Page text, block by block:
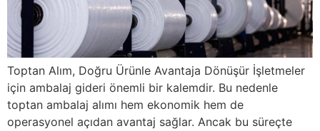
Toptan Alım, Doğru Ürünle Avantaja Dönüşür İşletmeler
için ambalaj gideri önemli bir kalemdir. Bu nedenle
toptan ambalaj alımı hem ekonomik hem de
operasyonel açıdan avantaj sağlar. Ancak bu süreçte